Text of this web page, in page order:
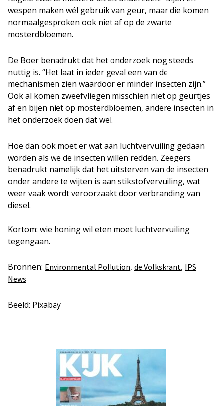
wespen maken wél gebruik van geur, maar die komen
normaalgesproken ook niet af op de zwarte
mosterdbloemen.
De Boer benadrukt dat het onderzoek nog steeds
nuttig is. “Het laat in ieder geval een van de
mechanismen zien waardoor er minder insecten zijn.”
Ook al komen zweefvliegen misschien niet op geurtjes
af en bijen niet op mosterdbloemen, andere insecten in
het onderzoek doen dat wel.
Hoe dan ook moet er wat aan luchtvervuiling gedaan
worden als we de insecten willen redden. Zeegers
benadrukt namelijk dat het uitsterven van de insecten
onder andere te wijten is aan stikstofvervuiling, wat
weer vaak wordt veroorzaakt door verbranding van
diesel.
Kortom: wie honing wil eten moet luchtvervuiling
tegengaan.
Bronnen: Environmental Pollution, de Volkskrant, IPS
News
Beeld: Pixabay